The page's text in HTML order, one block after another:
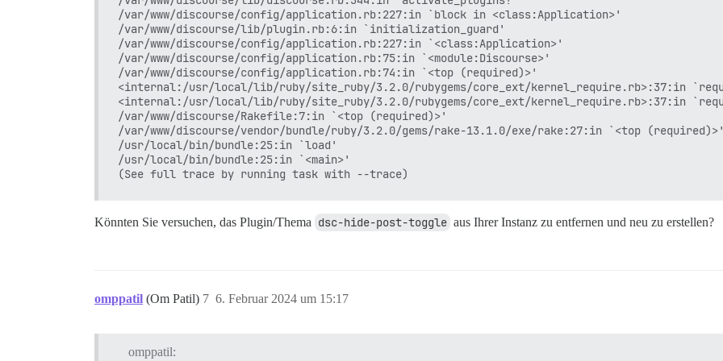
/var/www/discourse/config/application.rb:227:in `block in <class:Application>'
/var/www/discourse/lib/plugin.rb:6:in `initialization_guard'
/var/www/discourse/config/application.rb:227:in `<class:Application>'
/var/www/discourse/config/application.rb:75:in `<module:Discourse>'
/var/www/discourse/config/application.rb:74:in `<top (required)>'
<internal:/usr/local/lib/ruby/site_ruby/3.2.0/rubygems/core_ext/kernel_require.rb>:37:in
<internal:/usr/local/lib/ruby/site_ruby/3.2.0/rubygems/core_ext/kernel_require.rb>:37:in
/var/www/discourse/Rakefile:7:in `<top (required)>'
/var/www/discourse/vendor/bundle/ruby/3.2.0/gems/rake-13.1.0/exe/rake:27:in `<top (required)>'
/usr/local/bin/bundle:25:in `load'
/usr/local/bin/bundle:25:in `<main>'
Könnten Sie versuchen, das Plugin/Thema dsc-hide-post-toggle aus Ihrer Instanz zu entfernen und neu zu erstellen?
omppatil (Om Patil) 6. Februar 2024 um 15:17
7
omppatil: